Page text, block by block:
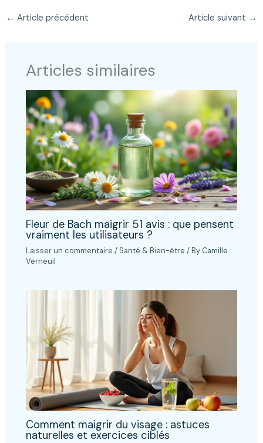
← Article précédent Article suivant →
Articles similaires
Fleur de Bach maigrir 51 avis : que pensent
vraiment les utilisateurs ?
Laisser un commentaire / Santé & Bien-être / By Camille
Verneuil
Comment maigrir du visage : astuces
naturelles et exercices ciblés